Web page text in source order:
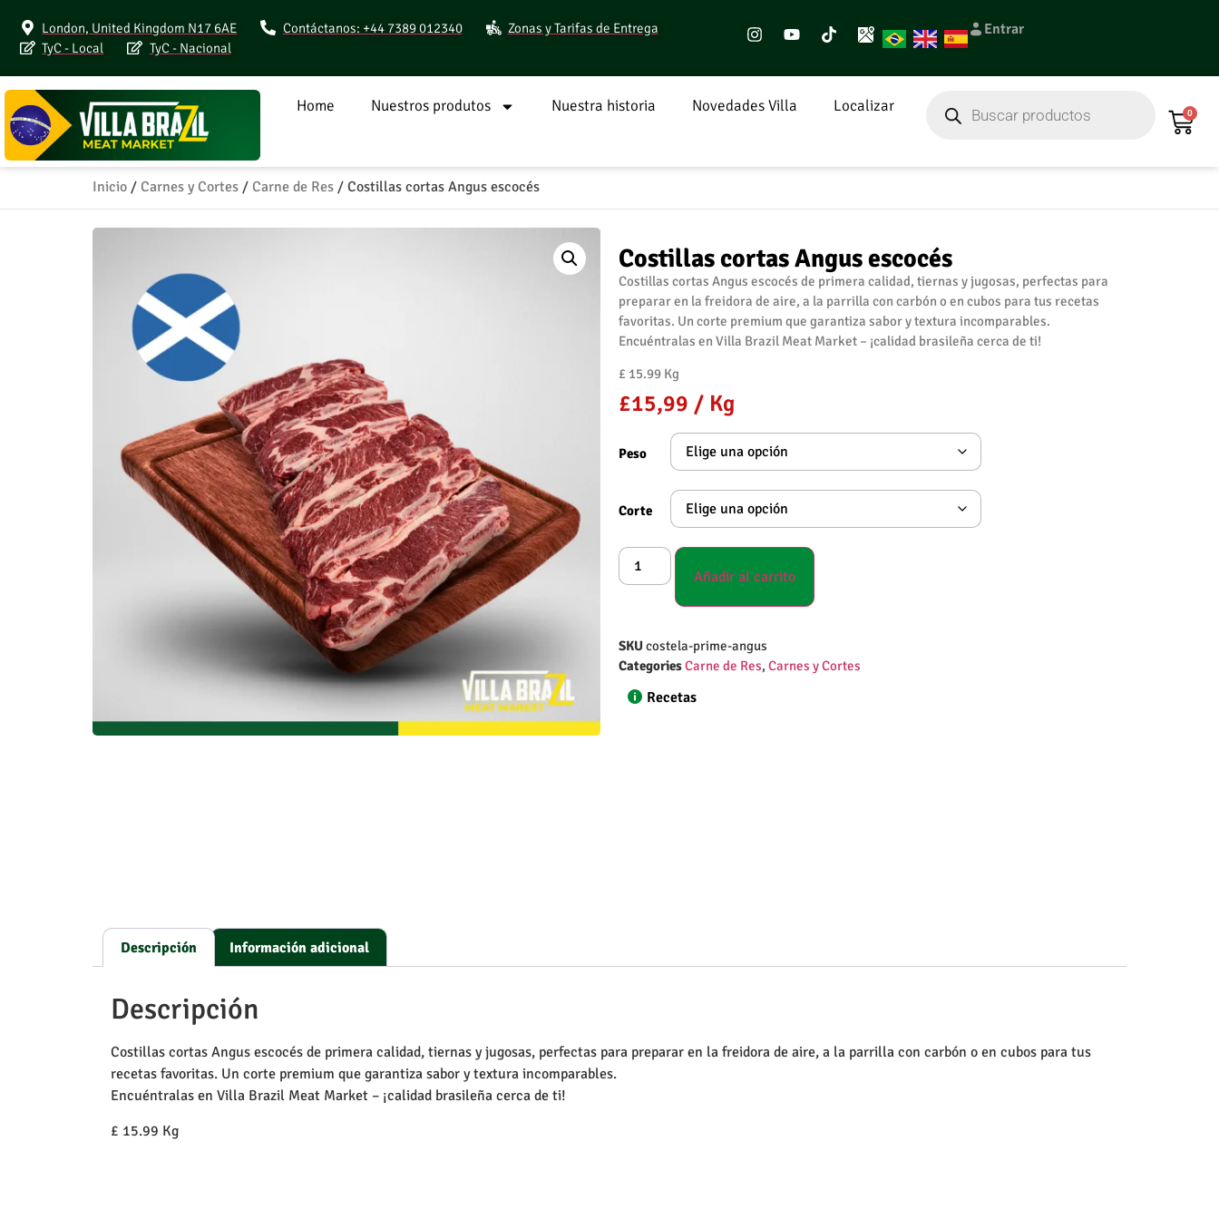
London, United Kingdom N17 6AE Contáctanos: +44 7389 012340
Zonas y Tarifas de Entrega
TyC - Local
TyC - Nacional
Entrar
Home Nuestros produtos Nuestra historia Novedades Villa Localizar 0
Inicio / Carnes y Cortes / Carne de Res / Costillas cortas Angus escocés
Costillas cortas Angus escocés
Costillas cortas Angus escocés de primera calidad, tiernas y jugosas, perfectas para
preparar en la freidora de aire, a la parrilla con carbón o en cubos para tus recetas
favoritas. Un corte premium que garantiza sabor y textura incomparables.
Encuéntralas en Villa Brazil Meat Market – ¡calidad brasileña cerca de ti!
£ 15.99 Kg
£15,99 / Kg
Peso
Corte
Añadir al carrito
SKU costela-prime-angus
CategoriesCarne de Res, Carnes y Cortes
Recetas
Descripción Información adicional
Descripción
Costillas cortas Angus escocés de primera calidad, tiernas y jugosas, perfectas para preparar en la freidora de aire, a la parrilla con carbón o en cubos para tus
recetas favoritas. Un corte premium que garantiza sabor y textura incomparables.
Encuéntralas en Villa Brazil Meat Market – ¡calidad brasileña cerca de ti!
£ 15.99 Kg